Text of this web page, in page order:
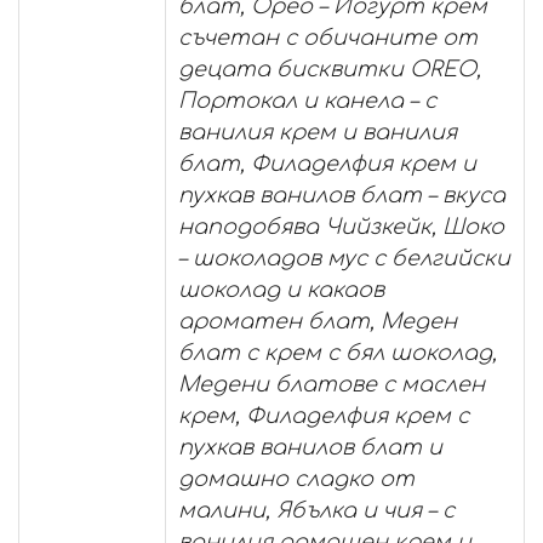
блат, Орео – Йогурт крем
съчетан с обичаните от
децата бисквитки OREO,
Портокал и канела – с
ванилия крем и ванилия
блат, Филаделфия крем и
пухкав ванилов блат – вкуса
наподобява Чийзкейк, Шоко
– шоколадов мус с белгийски
шоколад и какаов
ароматен блат, Меден
блат с крем с бял шоколад,
Медени блатове с маслен
крем, Филаделфия крем с
пухкав ванилов блат и
домашно сладко от
малини, Ябълка и чия – с